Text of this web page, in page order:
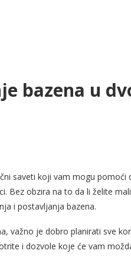
bazena u
saveti koji vam mogu pomoći
Bez obzira na to da li želite
i postavljanja bazena.
važno je dobro planirati sve
i dozvole koje će vam